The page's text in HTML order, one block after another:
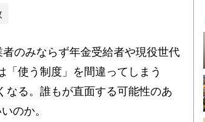
のみならず年金受給者や現役世代
使う制度」を間違ってしまう
なる。誰もが直面する可能性のあ
のか。